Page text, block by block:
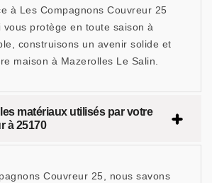
à Les Compagnons Couvreur 25
vous protège en toute saison à
construisons un avenir solide et
maison à Mazerolles Le Salin.
matériaux utilisés par votre
à 25170
Couvreur 25, nous savons